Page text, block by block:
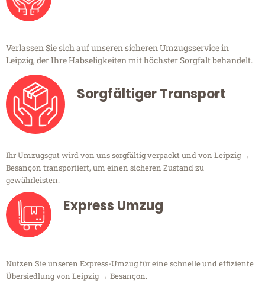
Verlassen Sie sich auf unseren sicheren Umzugsservice in
Leipzig, der Ihre Habseligkeiten mit höchster Sorgfalt behandelt.
Sorgfältiger Transport
Ihr Umzugsgut wird von uns sorgfältig verpackt und von Leipzig →
Besançon transportiert, um einen sicheren Zustand zu
gewährleisten.
Express Umzug
Nutzen Sie unseren Express-Umzug für eine schnelle und effiziente
Übersiedlung von Leipzig → Besançon.